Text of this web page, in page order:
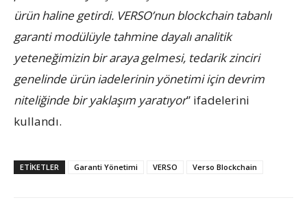
ürün haline getirdi. VERSO’nun blockchain tabanlı
garanti modülüyle tahmine dayalı analitik
yeteneğimizin bir araya gelmesi, tedarik zinciri
genelinde ürün iadelerinin yönetimi için devrim
niteliğinde bir yaklaşım yaratıyor” ifadelerini
kullandı.
ETIKETLER Garanti Yönetimi VERSO Verso Blockchain